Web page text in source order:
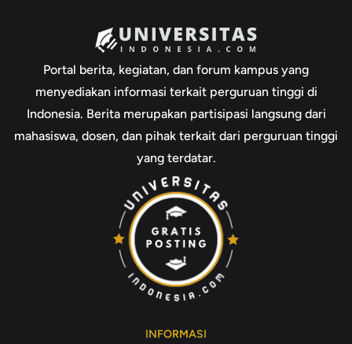
Portal berita, kegiatan, dan forum kampus yang
menyediakan informasi terkait perguruan tinggi di
Indonesia. Berita merupakan partisipasi langsung dari
mahasiswa, dosen, dan pihak terkait dari perguruan tinggi
yang terdatar.
INFORMASI